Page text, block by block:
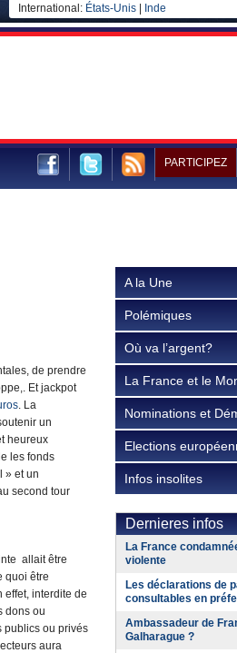
International: États-Unis Inde
PARTICIPEZ
de prendre
Et jackpot
. La
un
heureux
les fonds
» et un
second tour
allait être
quoi être
effet, interdite de
dons ou
publics ou privés
aura
A la Une
Polémiques
Où va l’argent?
La France et le
Nominations et
Elections
Infos insolites
Dernieres infos
La France
violente
Les déclarations de
consultables en
Ambassadeur de
Galharague ?